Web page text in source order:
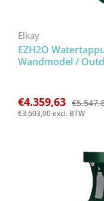
Elkay
EZH2O
Wandmodel /
€4.359,63
€3.603,00excl. BTW